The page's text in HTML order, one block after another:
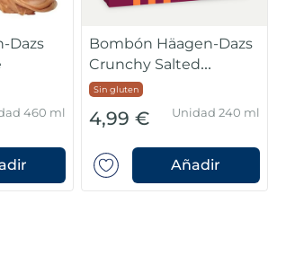
Dazs
460 ml
Bombón Häagen-Dazs
Crunchy Salted
Caramel
Sin gluten
4,99 € Unidad 240 ml
Añadir